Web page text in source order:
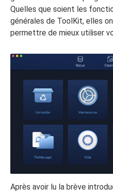
Quelles que soient les
générales de ToolKit, elles
permettre de mieux utiliser
Après avoir lu la brève